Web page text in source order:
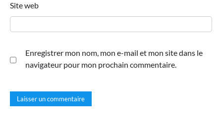
Site web
Enregistrer mon nom, mon e-mail et mon site dans le
navigateur pour mon prochain commentaire.